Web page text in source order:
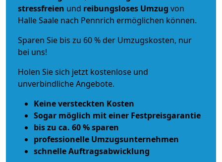
stressfreien und reibungsloses Umzug von
Halle Saale nach Pennrich ermöglichen können.
Sparen Sie bis zu 60 % der Umzugskosten, nur
bei uns!
Holen Sie sich jetzt kostenlose und
unverbindliche Angebote.
Keine versteckten Kosten
Sogar möglich mit einer Festpreisgarantie
bis zu ca. 60 % sparen
professionelle Umzugsunternehmen
schnelle Auftragsabwicklung